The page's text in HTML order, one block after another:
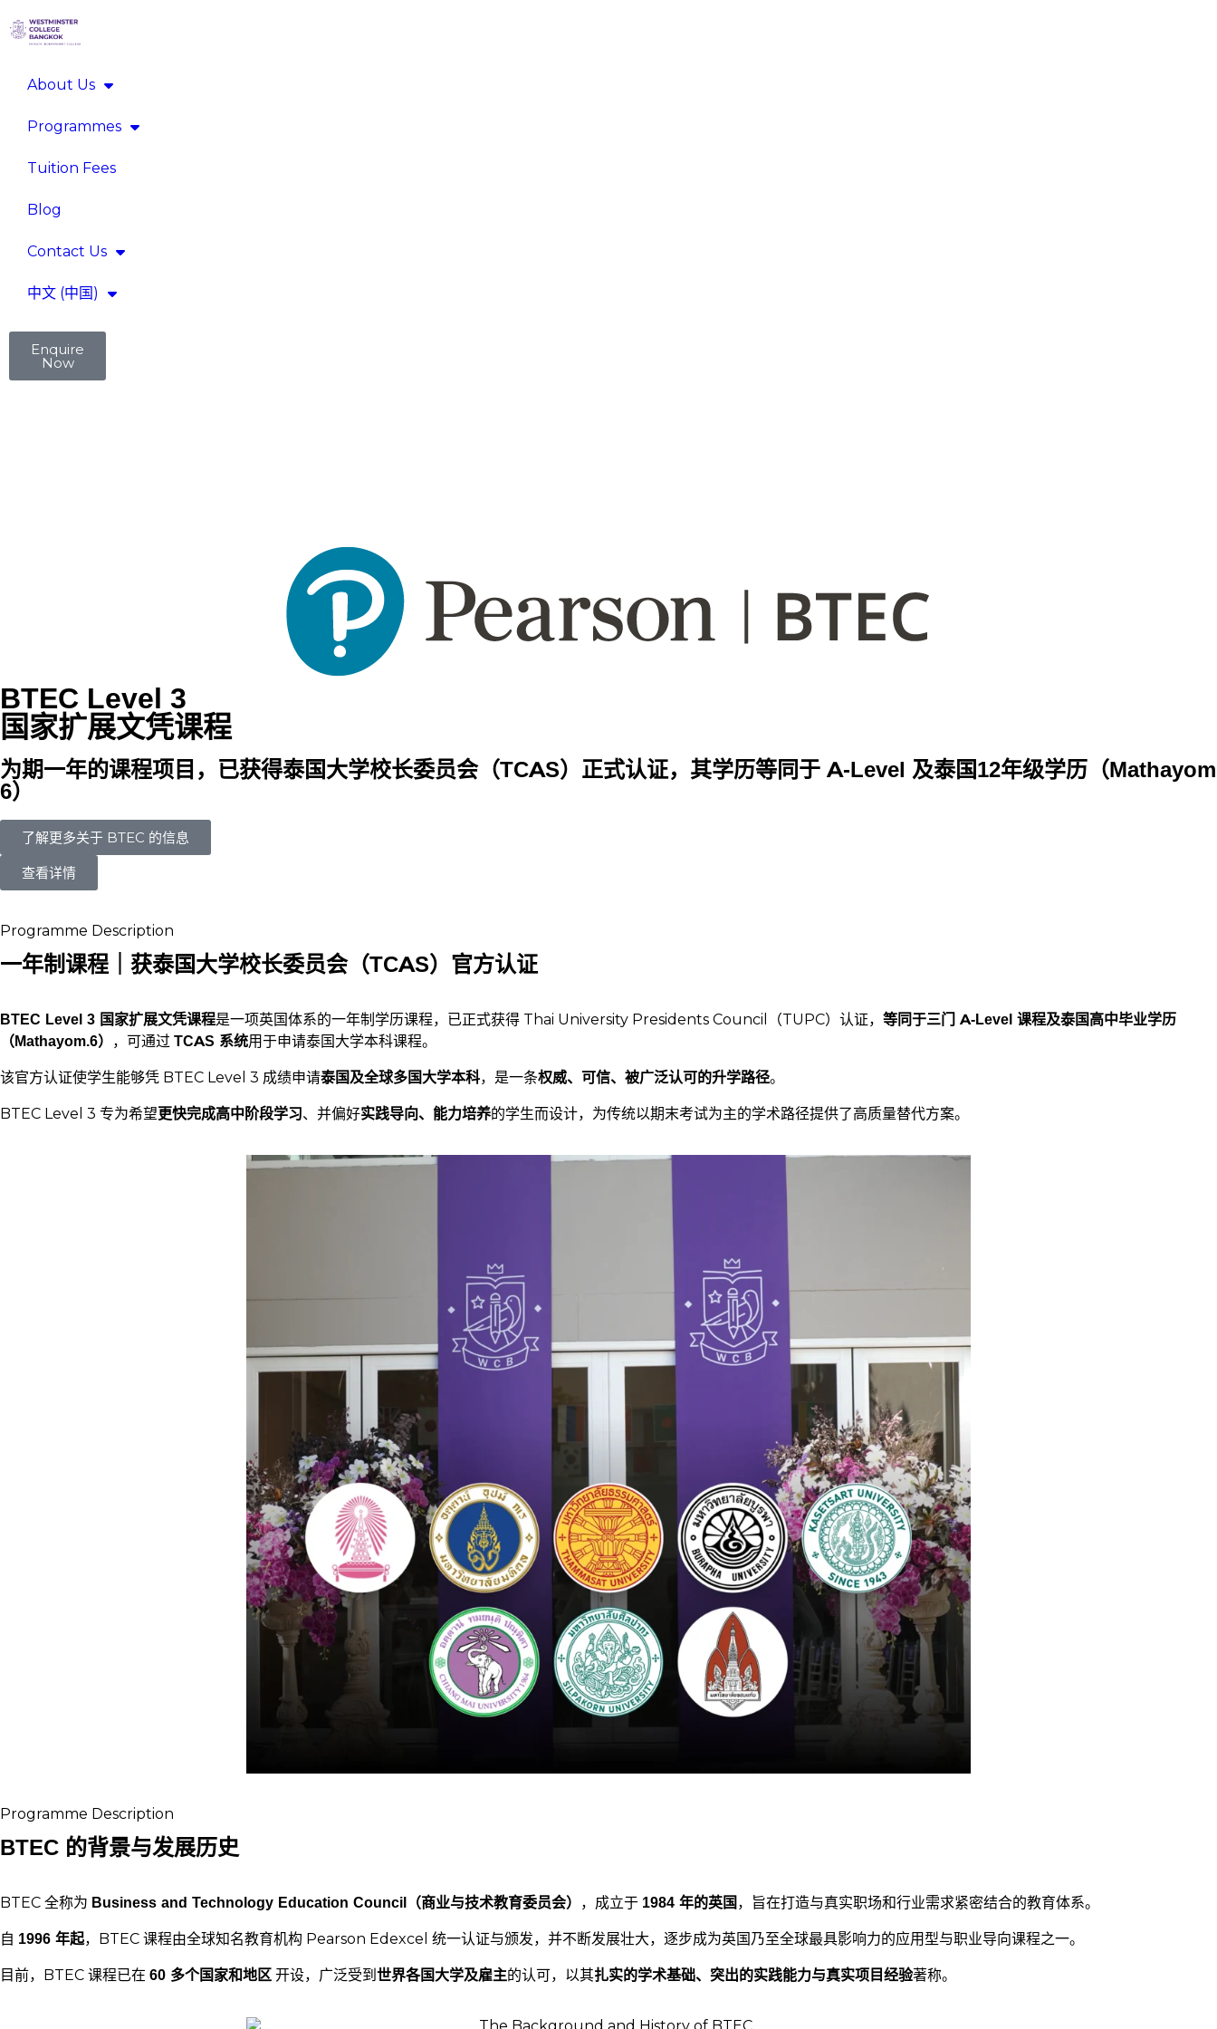
About Us
Programmes
Tuition Fees
Blog
Contact Us
中文 (中国)
Enquire
Now
BTEC Level 3
国家扩展文凭课程
为期一年的课程项目，已获得泰国大学校长委员会（TCAS）正式认证，其学历等同于 A-Level 及泰国12年级学历（Mathayom
6）
了解更多关于 BTEC 的信息
查看详情
Programme Description
一年制课程｜获泰国大学校长委员会（TCAS）官方认证
BTEC Level 3 国家扩展文凭课程是一项英国体系的一年制学历课程，已正式获得 Thai University Presidents Council（TUPC）认证， 等同于三门 A-Level 课程及泰国高中毕业学历
（Mathayom.6）
，可通过 TCAS 系统用于申请泰国大学本科课程。
该官方认证使学生能够凭 BTEC Level 3 成绩申请泰国及全球多国大学本科，是一条权威、可信、被广泛认可的升学路径。
BTEC Level 3 专为希望更快完成高中阶段学习、并偏好实践导向、能力培养的学生而设计，为传统以期末考试为主的学术路径提供了高质量替代方案。
Programme Description
BTEC 的背景与发展历史
BTEC 全称为 Business and Technology Education Council（商业与技术教育委员会） ，成立于 1984 年的英国 ，旨在打造与真实职场和行业需求紧密结合的教育体系。
自 1996 年起，BTEC 课程由全球知名教育机构 Pearson Edexcel 统一认证与颁发，并不断发展壮大，逐步成为英国乃至全球最具影响力的应用型与职业导向课程之一。
目前，BTEC 课程已在 60 多个国家和地区 开设，广泛受到 世界各国大学及雇主的认可，以其扎实的学术基础、突出的实践能力与真实项目经验著称。